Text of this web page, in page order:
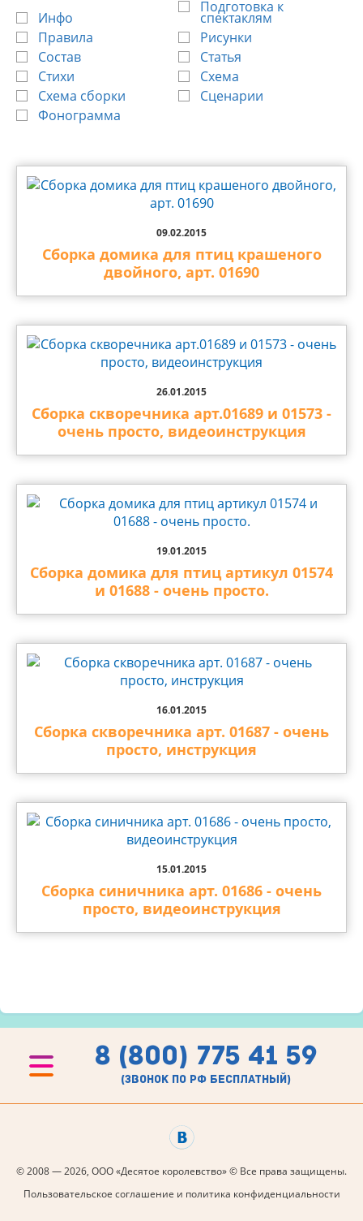
Инфо
Подготовка к
спектаклям
Правила
Рисунки
Состав
Статья
Стихи
Схема
Схема сборки
Сценарии
Фонограмма
09.02.2015
Сборка домика для птиц крашеного
двойного, арт. 01690
26.01.2015
Сборка скворечника арт.01689 и 01573 -
очень просто, видеоинструкция
19.01.2015
Сборка домика для птиц артикул 01574
и 01688 - очень просто.
16.01.2015
Сборка скворечника арт. 01687 - очень
просто, инструкция
15.01.2015
Сборка синичника арт. 01686 - очень
просто, видеоинструкция
8 (800) 775 41 59
(звонок по рф бесплатный)
© 2008 — 2026, ООО «Десятое королевство» © Все права защищены.
Пользовательское соглашение и политика конфиденциальности